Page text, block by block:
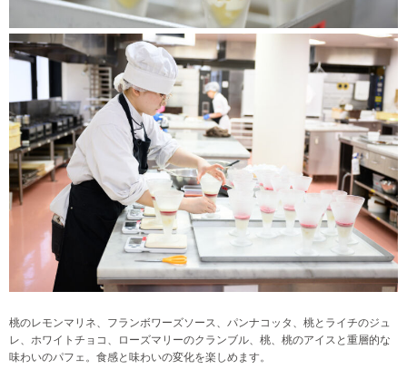
桃のレモンマリネ、フランボワーズソース、パンナコッタ、桃とライチのジュ
レ、ホワイトチョコ、ローズマリーのクランブル、桃、桃のアイスと重層的な
味わいのパフェ。食感と味わいの変化を楽しめます。